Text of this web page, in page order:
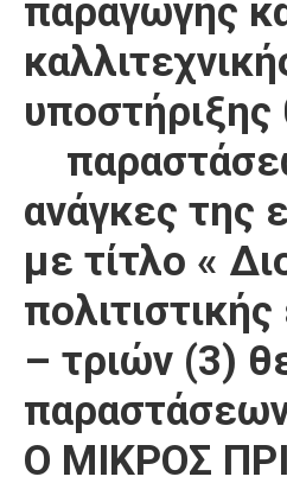
παραγωγής
ανάγκες της
με τίτλο «
– τριών (3)
Ο ΜΙΚΡΟΣ